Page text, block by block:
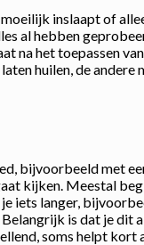
inslaapt of
al hebben
na het toepassen
huilen, de
bijvoorbeeld met
kijken. Meestal
iets langer,
is dat je dit
soms helpt kort